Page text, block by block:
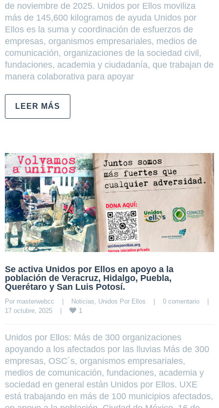
de noviembre de 2025. Unidos por Ellos moviliza
más de 145,600 kilogramos de ayuda Unidos por
Ellos es la suma y coordinación de esfuerzos de
empresas, organismos empresariales, medios de
comunicación, organizaciones de la sociedad civil,
fundaciones, academia y ciudadanía, que trabajan de
manera colaborativa para apoyar
LEER MÁS
Se activa Unidos por Ellos en apoyo a la
población de Veracruz, Hidalgo, Puebla,
Querétaro y San Luis Potosí.
Por masterwebcc | Noticias Unidos Por Ellos | 0 comentario
|
17 octubre, 2025 | 1
Unidos por Ellos: Más de 300 organizaciones
apoyando a los afectados por las lluvias Más de 300
empresas, OSC´s, organismos empresariales,
medios de comunicación, fundaciones, academia y
sociedad en general están Unidos por Ellos. UXE
está trabajando en más de 100 municipios afectados,